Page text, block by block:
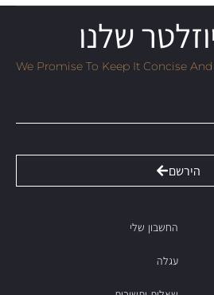
שלנו
We Promise To Keep It Concise And
הירשם
החשבון שלי
עגלה